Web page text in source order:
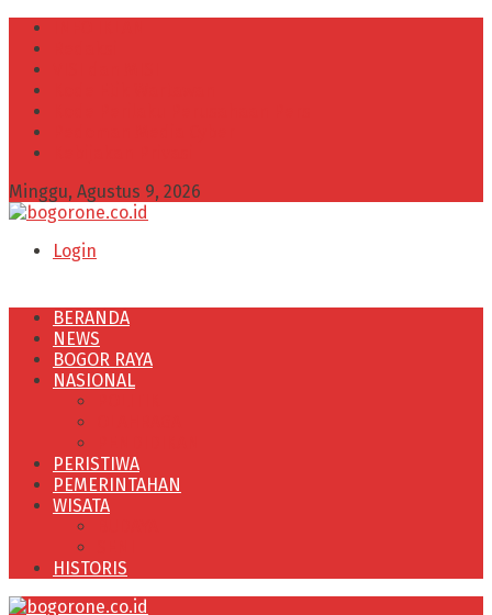
Minggu, Agustus 9, 2026
Login
BERANDA
NEWS
BOGOR RAYA
NASIONAL
PERISTIWA
PEMERINTAHAN
WISATA
HISTORIS